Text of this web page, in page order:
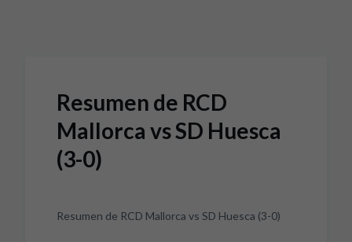
Resumen de RCD
Mallorca vs SD Huesca
(3-0)
Resumen de RCD Mallorca vs SD Huesca (3-0)